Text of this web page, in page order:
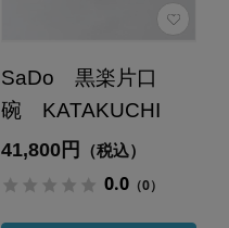
SaDo 黒楽片口
碗 KATAKUCHI
41,800円 （税込）
0.0（0）